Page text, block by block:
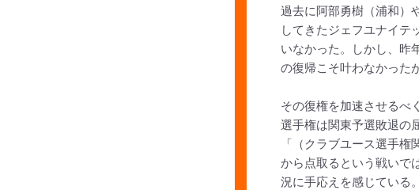
過去に阿部勇樹（浦和）
してきたジェフユナイテ
いなかった。しかし、昨
の復帰こそ叶わなかった
その復権を加速させるべ
選手権は関東予選敗退の
「（クラブユース選手
から点取るという戦いで
況に手応えを感じている